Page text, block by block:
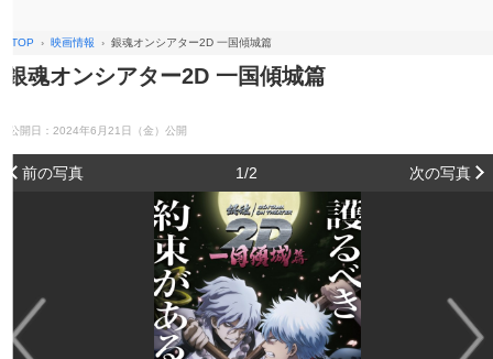
TOP 映画情報 銀魂オンシアター2D 一国傾城篇
銀魂オンシアター2D 一国傾城篇
公開日：2024年6月21日（金）公開
前の写真 1/2 次の写真